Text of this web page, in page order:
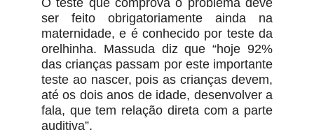
ser feito obrigatoriamente ainda na
maternidade, e é conhecido por teste da
orelhinha. Massuda diz que “hoje 92%
das crianças passam por este importante
teste ao nascer, pois as crianças devem,
até os dois anos de idade, desenvolver a
fala, que tem relação direta com a parte
auditiva”.